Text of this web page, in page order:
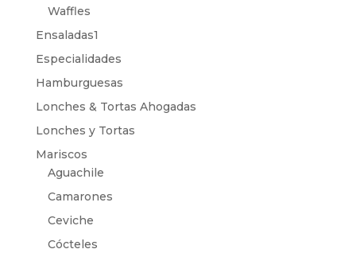
Waffles
Ensaladas1
Especialidades
Hamburguesas
Lonches & Tortas Ahogadas
Lonches y Tortas
Mariscos
Aguachile
Camarones
Ceviche
Cócteles